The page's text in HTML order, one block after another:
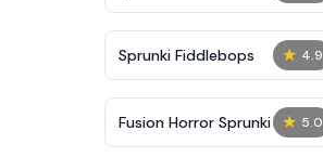
★ 4.9
Sprunki Fiddlebops
★ 5.0
Fusion Horror Sprunki